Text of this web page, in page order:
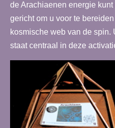
de Arachiaenen energie
gericht om u voor te
kosmische web van de spin.
staat centraal in deze